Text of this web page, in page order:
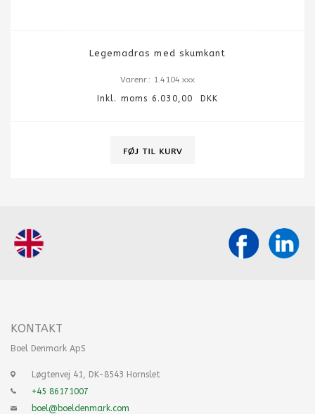
Legemadras med skumkant
Varenr.: 1.4104.xxx
Inkl. moms 6.030,00 DKK
KONTAKT
Boel Denmark ApS
Løgtenvej 41, DK-8543 Hornslet
+45 86171007
boel@boeldenmark.com